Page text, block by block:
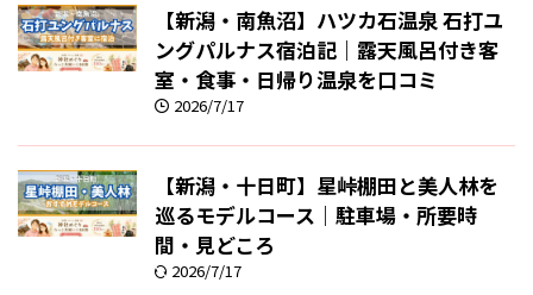
【新潟・南魚沼】ハツカ石温泉 石打ユ
ングパルナス宿泊記｜露天風呂付き客
室・食事・日帰り温泉を口コミ
2026/7/17
【新潟・十日町】星峠棚田と美人林を
巡るモデルコース｜駐車場・所要時
間・見どころ
2026/7/17